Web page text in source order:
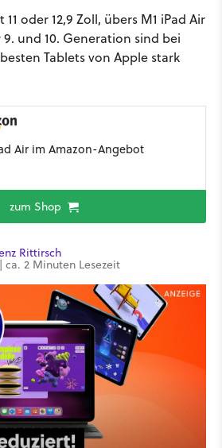
oder 12,9 Zoll, übers M1 iPad Air
und 10. Generation sind bei
Tablets von Apple stark
Air im Amazon-Angebot
zum Shop
Rittirsch
ca. 2 Minuten Lesezeit